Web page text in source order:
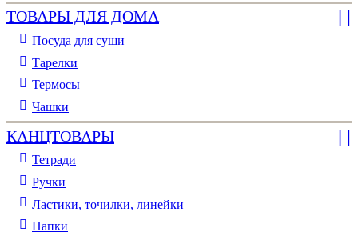
ТОВАРЫ ДЛЯ ДОМА
Посуда для суши
Тарелки
Термосы
Чашки
КАНЦТОВАРЫ
Тетради
Ручки
Ластики, точилки, линейки
Папки